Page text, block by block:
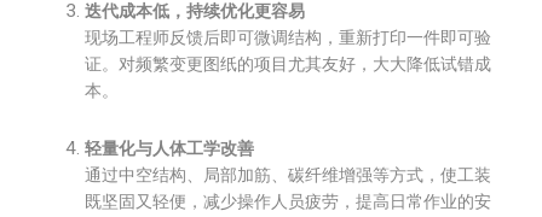
迭代成本低，持续优化更容易
现场工程师反馈后即可微调结构，重新打印一件即可验
证。对频繁变更图纸的项目尤其友好，大大降低试错成
本。
轻量化与人体工学改善
通过中空结构、局部加筋、碳纤维增强等方式，使工装
既坚固又轻便，减少操作人员疲劳，提高日常作业的安